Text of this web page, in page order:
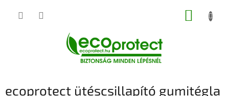
KOSÁR
ecoprotect ütéscsillapító gumitégla